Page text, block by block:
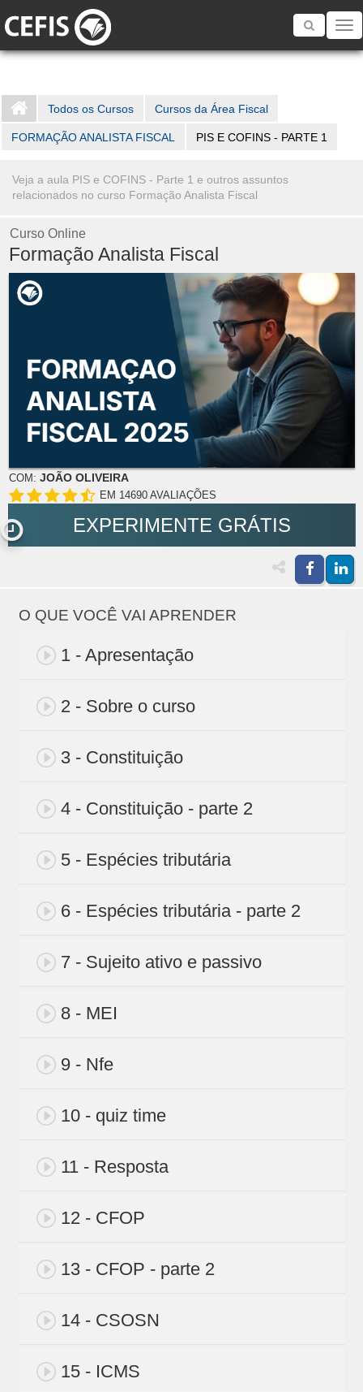
Toggle
Todos os Cursos Cursos da Área Fiscal
FORMAÇÃO ANALISTA FISCAL PIS E COFINS - PARTE 1
Veja a aula PIS e COFINS - Parte 1 e outros assuntos
relacionados no curso Formação Analista Fiscal
Curso Online
Formação Analista Fiscal
COM: JOÃO OLIVEIRA
EM 14690 AVALIAÇÕES
EXPERIMENTE GRÁTIS
O QUE VOCÊ VAI APRENDER
1 - Apresentação
2 - Sobre o curso
3 - Constituição
4 - Constituição - parte 2
5 - Espécies tributária
6 - Espécies tributária - parte 2
7 - Sujeito ativo e passivo
8 - MEI
9 - Nfe
10 - quiz time
11 - Resposta
12 - CFOP
13 - CFOP - parte 2
14 - CSOSN
15 - ICMS